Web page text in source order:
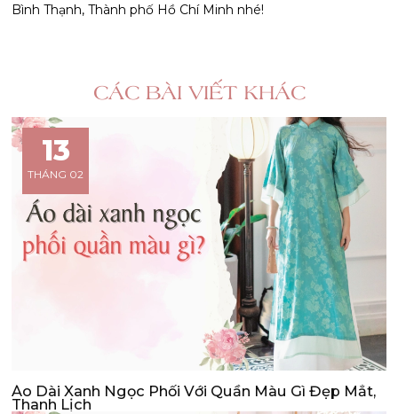
Bình Thạnh, Thành phố Hồ Chí Minh nhé!
CÁC BÀI VIẾT KHÁC
13
THÁNG 02
Áo Dài Xanh Ngọc Phối Với Quần Màu Gì Đẹp Mắt,
Thanh Lịch